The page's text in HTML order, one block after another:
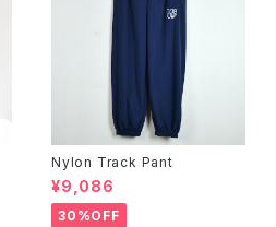
Nylon Track Pant
¥9,086
30%OFF